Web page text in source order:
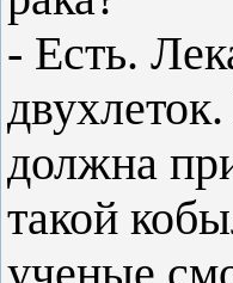
- Есть.
должна
такой